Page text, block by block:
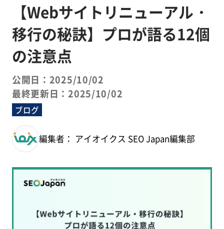
【Webサイトリニューアル・
移行の秘訣】プロが語る12個
の注意点
公開日：2025/10/02
最終更新日：2025/10/02
ブログ
編集者： アイオイクス SEO Japan編集部